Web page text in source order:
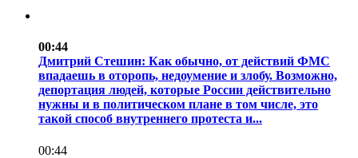
00:44
Дмитрий Стешин: Как обычно, от действий ФМС
впадаешь в оторопь, недоумение и злобу. Возможно,
депортация людей, которые России действительно
нужны и в политическом плане в том числе, это
такой способ внутреннего протеста и...
00:44